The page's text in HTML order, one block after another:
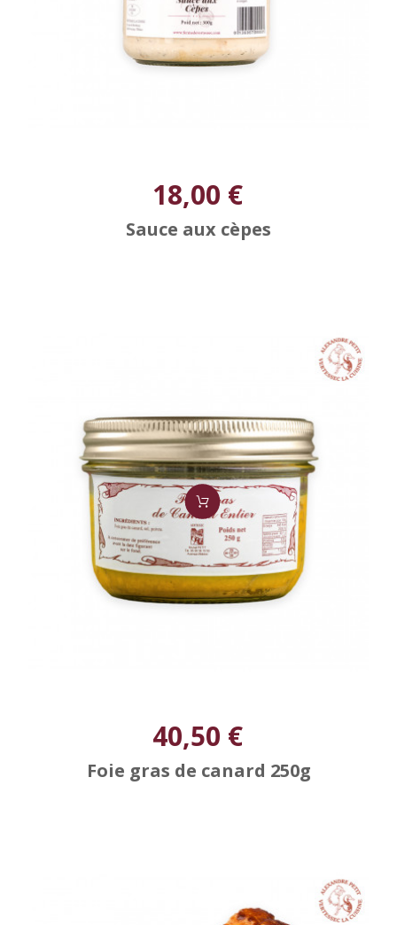
18,00 €
Sauce aux cèpes
40,50 €
Foie gras de canard 250g